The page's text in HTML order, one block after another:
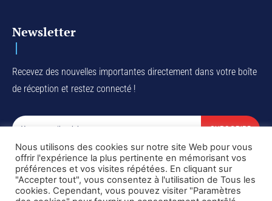
Newsletter
Recevez des nouvelles importantes directement dans votre boîte
de réception et restez connecté !
SUBSCRIBE
I've read and accept thePrivacy Policy.
Nous utilisons des cookies sur notre site Web pour vous
offrir l'expérience la plus pertinente en mémorisant vos
préférences et vos visites répétées. En cliquant sur
"Accepter tout", vous consentez à l'utilisation de Tous les
cookies. Cependant, vous pouvez visiter "Paramètres